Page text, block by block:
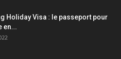
Holiday Visa : le passeport pour
en...